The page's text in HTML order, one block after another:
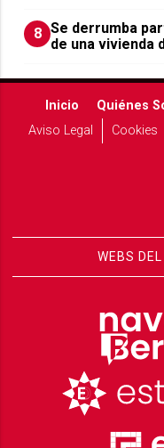
8 Se derrumba
de una vivienda
Inicio Quiénes
Aviso Legal
Cookies
WEBS